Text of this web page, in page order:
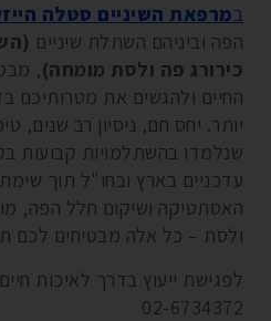
במרפאת השיניים סטלה
הפה וביניהם השתלת שיניים
כירורג פה ולסת מומחה),
החיים ולהגשים את מטרותיכם
יותר. יחס חם, ניסיון רב שנים,
שנלמדו בהשתלמויות קבועות
עדכניים בארץ ובחו"ל תוך
האסתטיקה ושיקום חלל הפה,
ולסת – כל אלה מבטיחים לכם
לפגישת ייעוץ בדרך לאיכות
02-6734372